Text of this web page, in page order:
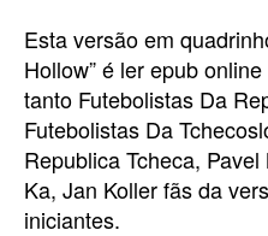
Esta versão em
Hollow” é ler epub
tanto Futebolistas Da
Futebolistas Da
Republica Tcheca,
Ka, Jan Koller fãs da
iniciantes.